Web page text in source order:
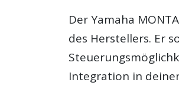
Der Yamaha
des Herstellers. Er
Integration in